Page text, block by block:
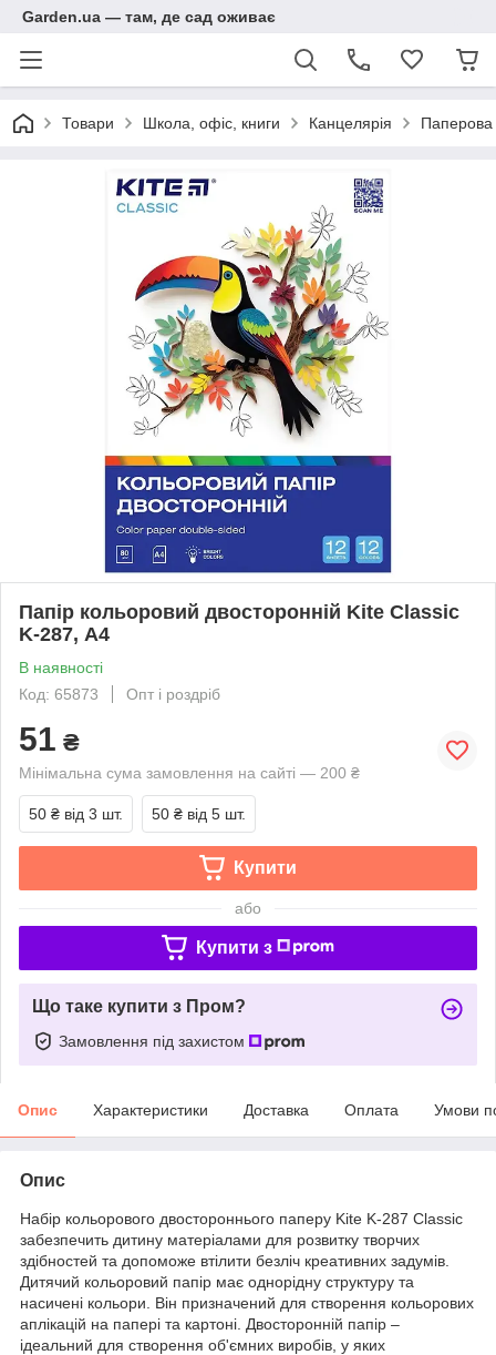
Garden.ua — там, де сад оживає
Товари Школа, офіс, книги Канцелярія Паперова
Папір кольоровий двосторонній Kite Classic
K-287, А4
В наявності
Код: 65873
Опт і роздріб
51 ₴
Мінімальна сума замовлення на сайті — 200 ₴
50 ₴ від 3 шт. 50 ₴ від 5 шт.
Купити
або
Купити з
Що таке купити з Пром?
Замовлення під захистом
Опис Характеристики Доставка Оплата Умови
Опис
Набір кольорового двостороннього паперу Kite K-287 Classic
забезпечить дитину матеріалами для розвитку творчих
здібностей та допоможе втілити безліч креативних задумів.
Дитячий кольоровий папір має однорідну структуру та
насичені кольори. Він призначений для створення кольорових
аплікацій на папері та картоні. Двосторонній папір –
ідеальний для створення об'ємних виробів, у яких